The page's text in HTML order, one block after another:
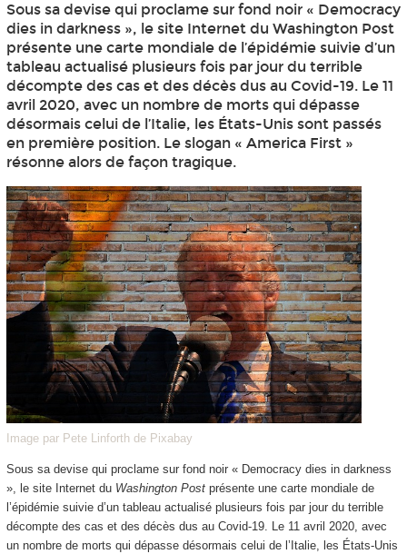
Sous sa devise qui proclame sur fond noir « Democracy
dies in darkness », le site Internet du Washington Post
présente une carte mondiale de l’épidémie suivie d’un
tableau actualisé plusieurs fois par jour du terrible
décompte des cas et des décès dus au Covid-19. Le 11
avril 2020, avec un nombre de morts qui dépasse
désormais celui de l’Italie, les États-Unis sont passés
en première position. Le slogan « America First »
résonne alors de façon tragique.
Image par Pete Linforth de Pixabay
Sous sa devise qui proclame sur fond noir « Democracy dies in darkness
», le site Internet du Washington Postprésente une carte mondiale de
l’épidémie suivie d’un tableau actualisé plusieurs fois par jour du terrible
décompte des cas et des décès dus au Covid-19. Le 11 avril 2020, avec
un nombre de morts qui dépasse désormais celui de l’Italie, les États-Unis